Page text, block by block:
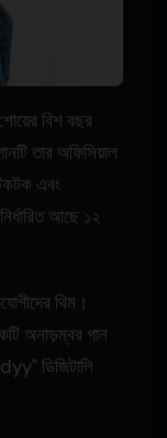
বিশ বছর
তার অফিসিয়াল
এবং
আছে ১২
থিম।
অনাড়ম্বর গান
ডিজিটালি